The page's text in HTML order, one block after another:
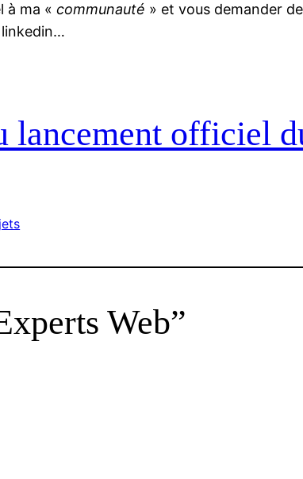
à ma «communauté » et vous demander
lancement officiel
Web”